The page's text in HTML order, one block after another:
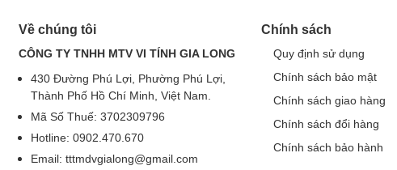
Về chúng tôi
CÔNG TY TNHH MTV VI TÍNH GIA LONG
430 Đường Phú Lợi, Phường Phú Lợi,
Thành Phố Hồ Chí Minh, Việt Nam.
Mã Số Thuế: 3702309796
Hotline: 0902.470.670
Email: tttmdvgialong@gmail.com
Chính sách
Quy định sử dụng
Chính sách bảo mật
Chính sách giao hàng
Chính sách đổi hàng
Chính sách bảo hành